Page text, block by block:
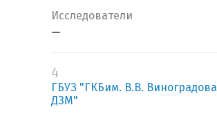
Исследователи
—
4
ГБУЗ "ГКБим. В.В. Виноградова
ДЗМ"